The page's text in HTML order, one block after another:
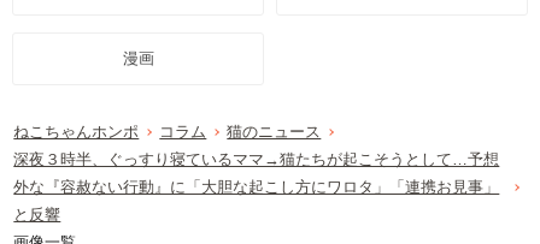
漫画
ねこちゃんホンポ コラム
猫のニュース
深夜３時半、ぐっすり寝ているママ→猫たちが起こそうとして…予想
外な『容赦ない行動』に「大胆な起こし方にワロタ」「連携お見事」
と反響